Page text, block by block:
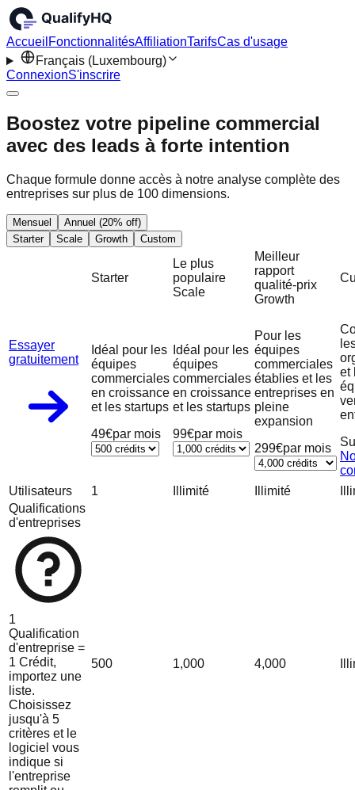
Accueil FonctionnalitésAffiliationTarifsCas d'usage
Français (Luxembourg)
ConnexionS'inscrire
Boostez votre pipeline commercial
avec des leads à forte intention
Chaque formule donne accès à notre analyse complète des
entreprises sur plus de 100 dimensions.
Mensuel
Annuel (20% off)
Starter
Scale Growth Custom
Starter
Le plus
populaire
Scale
Meilleur
rapport
qualité-prix
Growth
Essayer
gratuitement
Idéal pour les
équipes
commerciales
en croissance
et les startups
49€par mois
Idéal pour les
équipes
commerciales
en croissance
et les startups
99€par mois
Pour les
équipes
commerciales
établies et les
entreprises en
pleine
expansion
299€par mois
et
Utilisateurs
1 Illimité Illimité
Qualifications
d'entreprises
1
Qualification
d'entreprise =
1 Crédit,
importez une
liste.
Choisissez
jusqu'à 5
critères et le
logiciel vous
indique si
l'entreprise
500 1,000 4,000